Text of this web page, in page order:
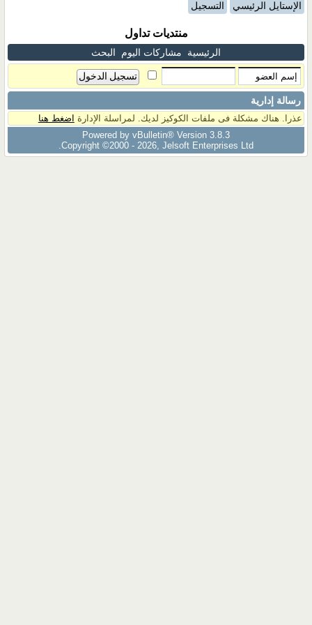
الإستايل الرئيسي التسجيل
منتديات تداول
الرئيسية مشاركات اليوم البحث
رسالة إدارية
عذرا. هناك مشكلة فى ملفات الكوكيز لديك. لمراسلة الإدارة اضغط هنا
Powered by vBulletin® Version 3.8.3
Copyright ©2000 - 2026, Jelsoft Enterprises Ltd.